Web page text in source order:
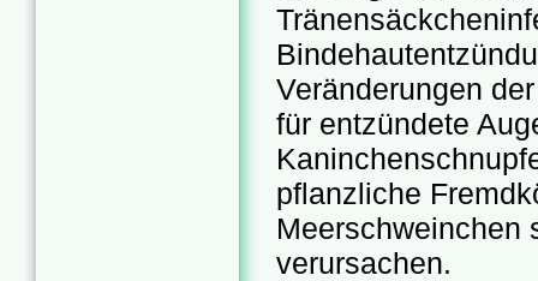
Veränderungen
für entzündete
pflanzliche
Meerschweinchen
verursachen.